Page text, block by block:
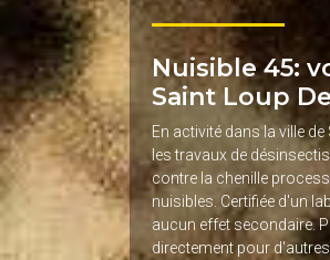
Nuisible 45:
Saint Loup
En activité dans la ville
les travaux de
contre la chenille
nuisibles. Certifiée d'un
aucun effet secondaire.
directement pour